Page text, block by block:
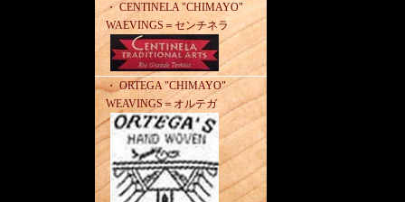
・ CENTINELA "CHIMAYO"
WAEVINGS＝センチネラ
・ ORTEGA "CHIMAYO"
WEAVINGS＝オルテガ